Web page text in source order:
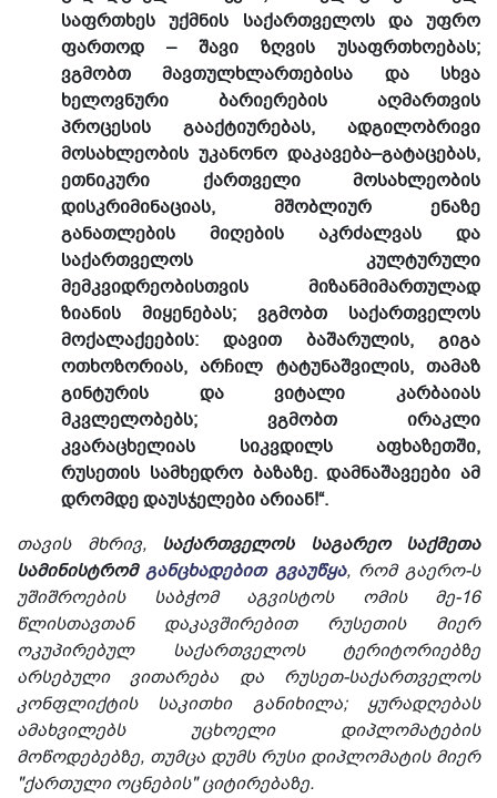
საფრთხეს უქმნის საქართველოს და უფრო
ფართოდ – შავი ზღვის უსაფრთხოებას;
ვგმობთ მავთულხლართებისა და სხვა
ხელოვნური ბარიერების აღმართვის
პროცესის გააქტიურებას, ადგილობრივი
მოსახლეობის უკანონო დაკავება–გატაცებას,
ეთნიკური ქართველი მოსახლეობის
დისკრიმინაციას, მშობლიურ ენაზე
განათლების მიღების აკრძალვას და
საქართველოს კულტურული
მემკვიდრეობისთვის მიზანმიმართულად
ზიანის მიყენებას; ვგმობთ საქართველოს
მოქალაქეების: დავით ბაშარულის, გიგა
ოთხოზორიას, არჩილ ტატუნაშვილის, თამაზ
გინტურის და ვიტალი კარბაიას
მკვლელობებს; ვგმობთ ირაკლი
კვარაცხელიას სიკვდილს აფხაზეთში,
რუსეთის სამხედრო ბაზაზე. დამნაშავეები ამ
დრომდე დაუსჯელები არიან!“.
თავის მხრივ, საქართველოს საგარეო საქმეთა
სამინისტრომ განცხადებით გვაუწყა, რომ გაერო-ს
უშიშროების საბჭომ აგვისტოს ომის მე-16
წლისთავთან დაკავშირებით რუსეთის მიერ
ოკუპირებულ საქართველოს ტერიტორიებზე
არსებული ვითარება და რუსეთ-საქართველოს
კონფლიქტის საკითხი განიხილა; ყურადღებას
ამახვილებს უცხოელი დიპლომატების
მოწოდებებზე, თუმცა დუმს რუსი დიპლომატის მიერ
"ქართული ოცნების" ციტირებაზე.